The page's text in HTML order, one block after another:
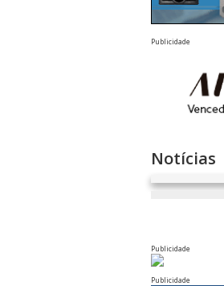
Publicidade
Notícias
Publicidade
Publicidade